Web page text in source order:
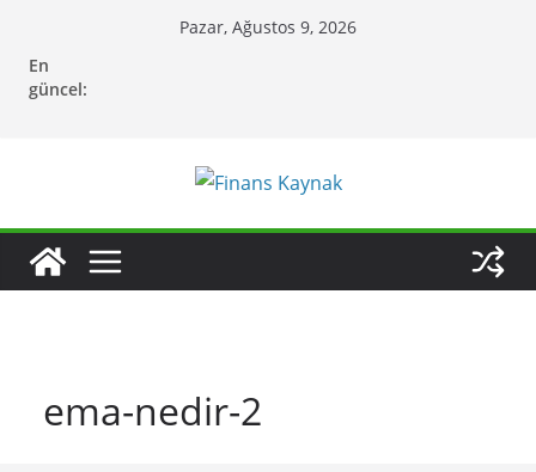
content
Pazar, Ağustos 9, 2026
En
güncel:
ema-nedir-2